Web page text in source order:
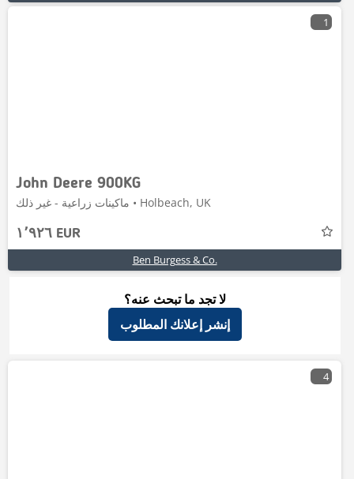
1
John Deere 900KG
ماكينات زراعية - غير ذلك • Holbeach, UK
١٬٩٢٦ EUR
Ben Burgess & Co.
لا تجد ما تبحث عنه؟
إنشر إعلانك المطلوب
4